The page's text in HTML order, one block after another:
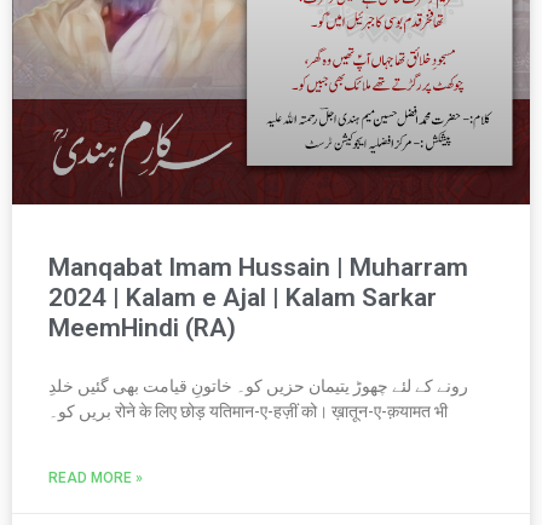
Manqabat Imam Hussain | Muharram
2024 | Kalam e Ajal | Kalam Sarkar
MeemHindi (RA)
رونے کے لئے چھوڑ یتیمان حزیں کو۔ خاتونِ قیامت بھی گئیں خلدِ
بریں کو۔ रोने के लिए छोड़ यतिमान-ए-हज़ीं को। ख़ातून-ए-क़यामत भी
READ MORE »